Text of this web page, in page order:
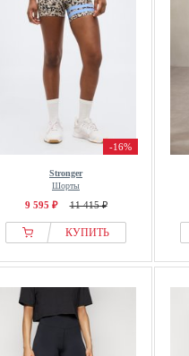
-16%
Stronger
Шорты
9 595 ₽ 11 415 ₽
КУПИТЬ